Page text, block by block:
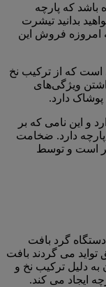
که پارچه
بدانید تیشرت
امروزه فروش این
است که از ترکیب نخ
ویژگی‌های
دارد.
و این نامی که بر
دارد. ضخامت
است و توسط
گرد بافت
تواید می گردند بافت
به دلیل ترکیب نخ و
ایجاد می کند.